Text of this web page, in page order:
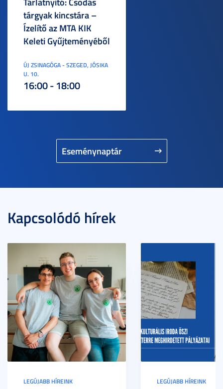
Eseménynaptár
tárgyak kincstára –
Ízelítő az MTA KIK
Keleti Gyűjteményéből
ÚJ ZSINAGÓGA - SZEGED, JÓSIKA
U. 10.
16:00 - 18:00
Kapcsolódó hírek
LEGÚJABB HÍREINK LEGÚJABB HÍREINK